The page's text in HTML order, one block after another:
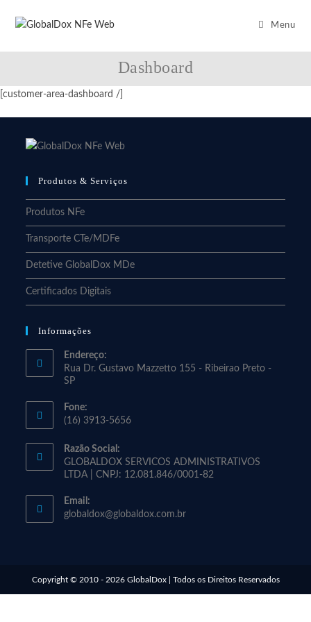
Menu
Dashboard
[customer-area-dashboard /]
Produtos & Serviços
Produtos NFe
Transporte CTe/MDFe
Detetive GlobalDox MDe
Certificados Digitais
Informações
Endereço:
Rua Dr. Gustavo Mazzetto 155 - Ribeirao Preto -
SP
Fone:
(16) 3913-5656
Razão Social:
GLOBALDOX SERVICOS ADMINISTRATIVOS
LTDA | CNPJ: 12.081.846/0001-82
Email:
globaldox@globaldox.com.br
Copyright © 2010 - 2026 GlobalDox | Todos os Direitos Reservados